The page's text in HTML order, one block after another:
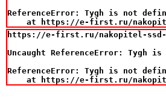
ReferenceError: Tygh is not
at https://e-first.ru/
https://e-first.ru/nakopitel-ssd-
Uncaught ReferenceError: Tygh
ReferenceError: Tygh is not
at https://e-first.ru/